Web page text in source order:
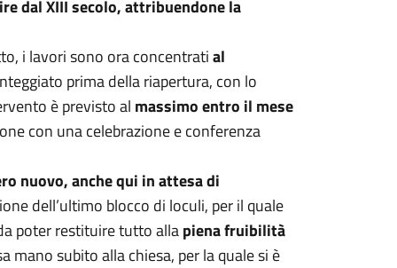
dal XIII secolo, attribuendone la
i lavori sono ora concentratial
prima della riapertura, con lo
è previsto al massimo entro il mese
con una celebrazione e conferenza
nuovo, anche qui in attesa di
dell’ultimo blocco di loculi, per il quale
poter restituire tutto allapiena fruibilità
mano subito alla chiesa, per la quale si è